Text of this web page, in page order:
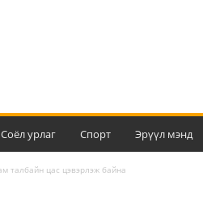
Соёл урлаг Спорт Эрүүл мэнд
талбайн цас цэвэрлэж байна